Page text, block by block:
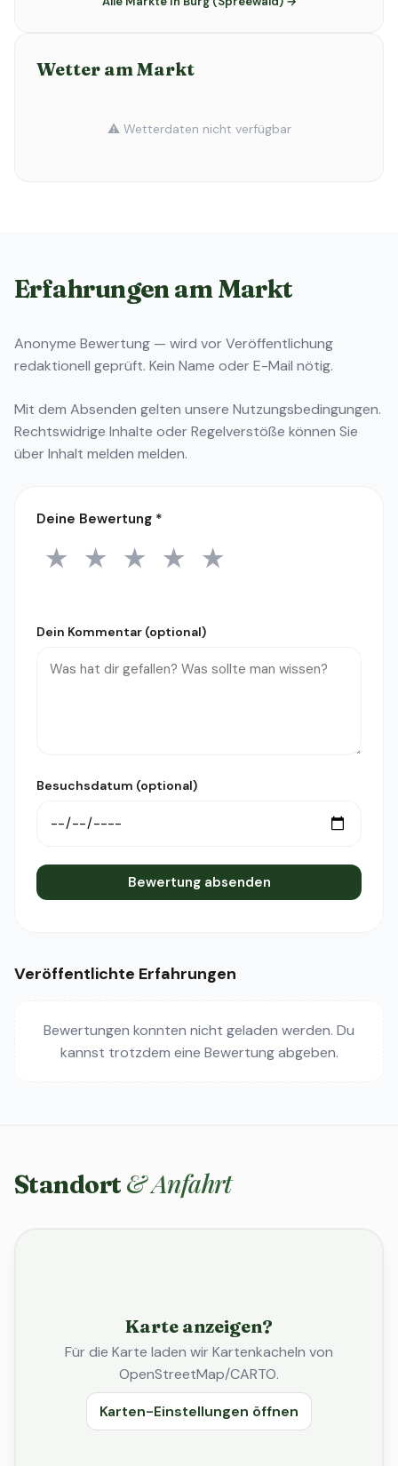
Wetter am Markt
⚠️ Wetterdaten nicht verfügbar
Erfahrungen am Markt
Anonyme Bewertung — wird vor Veröffentlichung
redaktionell geprüft. Kein Name oder E-Mail nötig.
Mit dem Absenden gelten unsere Nutzungsbedingungen.
Rechtswidrige Inhalte oder Regelverstöße können Sie
überInhalt melden melden.
Deine Bewertung *
1 Stern
★ 2 Sterne
★ 3 Sterne
★ 4 Sterne
★ 5 Sterne
★
Dein Kommentar (optional)
Besuchsdatum (optional)
Bewertung absenden
Veröffentlichte Erfahrungen
Bewertungen konnten nicht geladen werden. Du
kannst trotzdem eine Bewertung abgeben.
Standort & Anfahrt
Karte anzeigen?
Für die Karte laden wir Kartenkacheln von
OpenStreetMap/CARTO.
Karten-Einstellungen öffnen